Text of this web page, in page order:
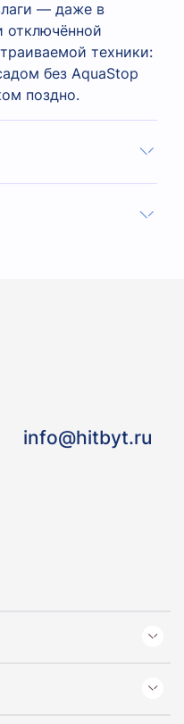
— даже в
техники:
без AquaStop
поздно.
info@hitbyt.ru